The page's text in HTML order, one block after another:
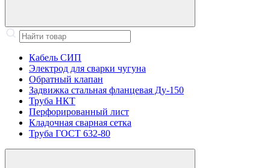
Кабель СИП
Электрод для сварки чугуна
Обратный клапан
Задвижка стальная фланцевая Ду-150
Труба НКТ
Перфорированный лист
Кладочная сварная сетка
Труба ГОСТ 632-80